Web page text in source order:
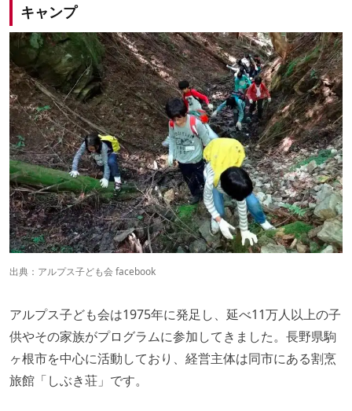
キャンプ
出典： アルプス子ども会 facebook
アルプス子ども会は1975年に発足し、延べ11万人以上の子
供やその家族がプログラムに参加してきました。長野県駒
ヶ根市を中心に活動しており、経営主体は同市にある割烹
旅館「しぶき荘」です。